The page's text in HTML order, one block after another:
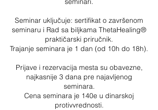
Seminar uključuje: sertifikat o završenom
seminaru i Rad sa biljkama ThetaHealing®
praktičarski priručnik.
Trajanje seminara je 1 dan (od 10h do 18h).
Prijave i rezervacija mesta su obavezne,
najkasnije 3 dana pre najavljenog
seminara.
​Cena seminara je 140e u dinarskoj
protivvrednosti.